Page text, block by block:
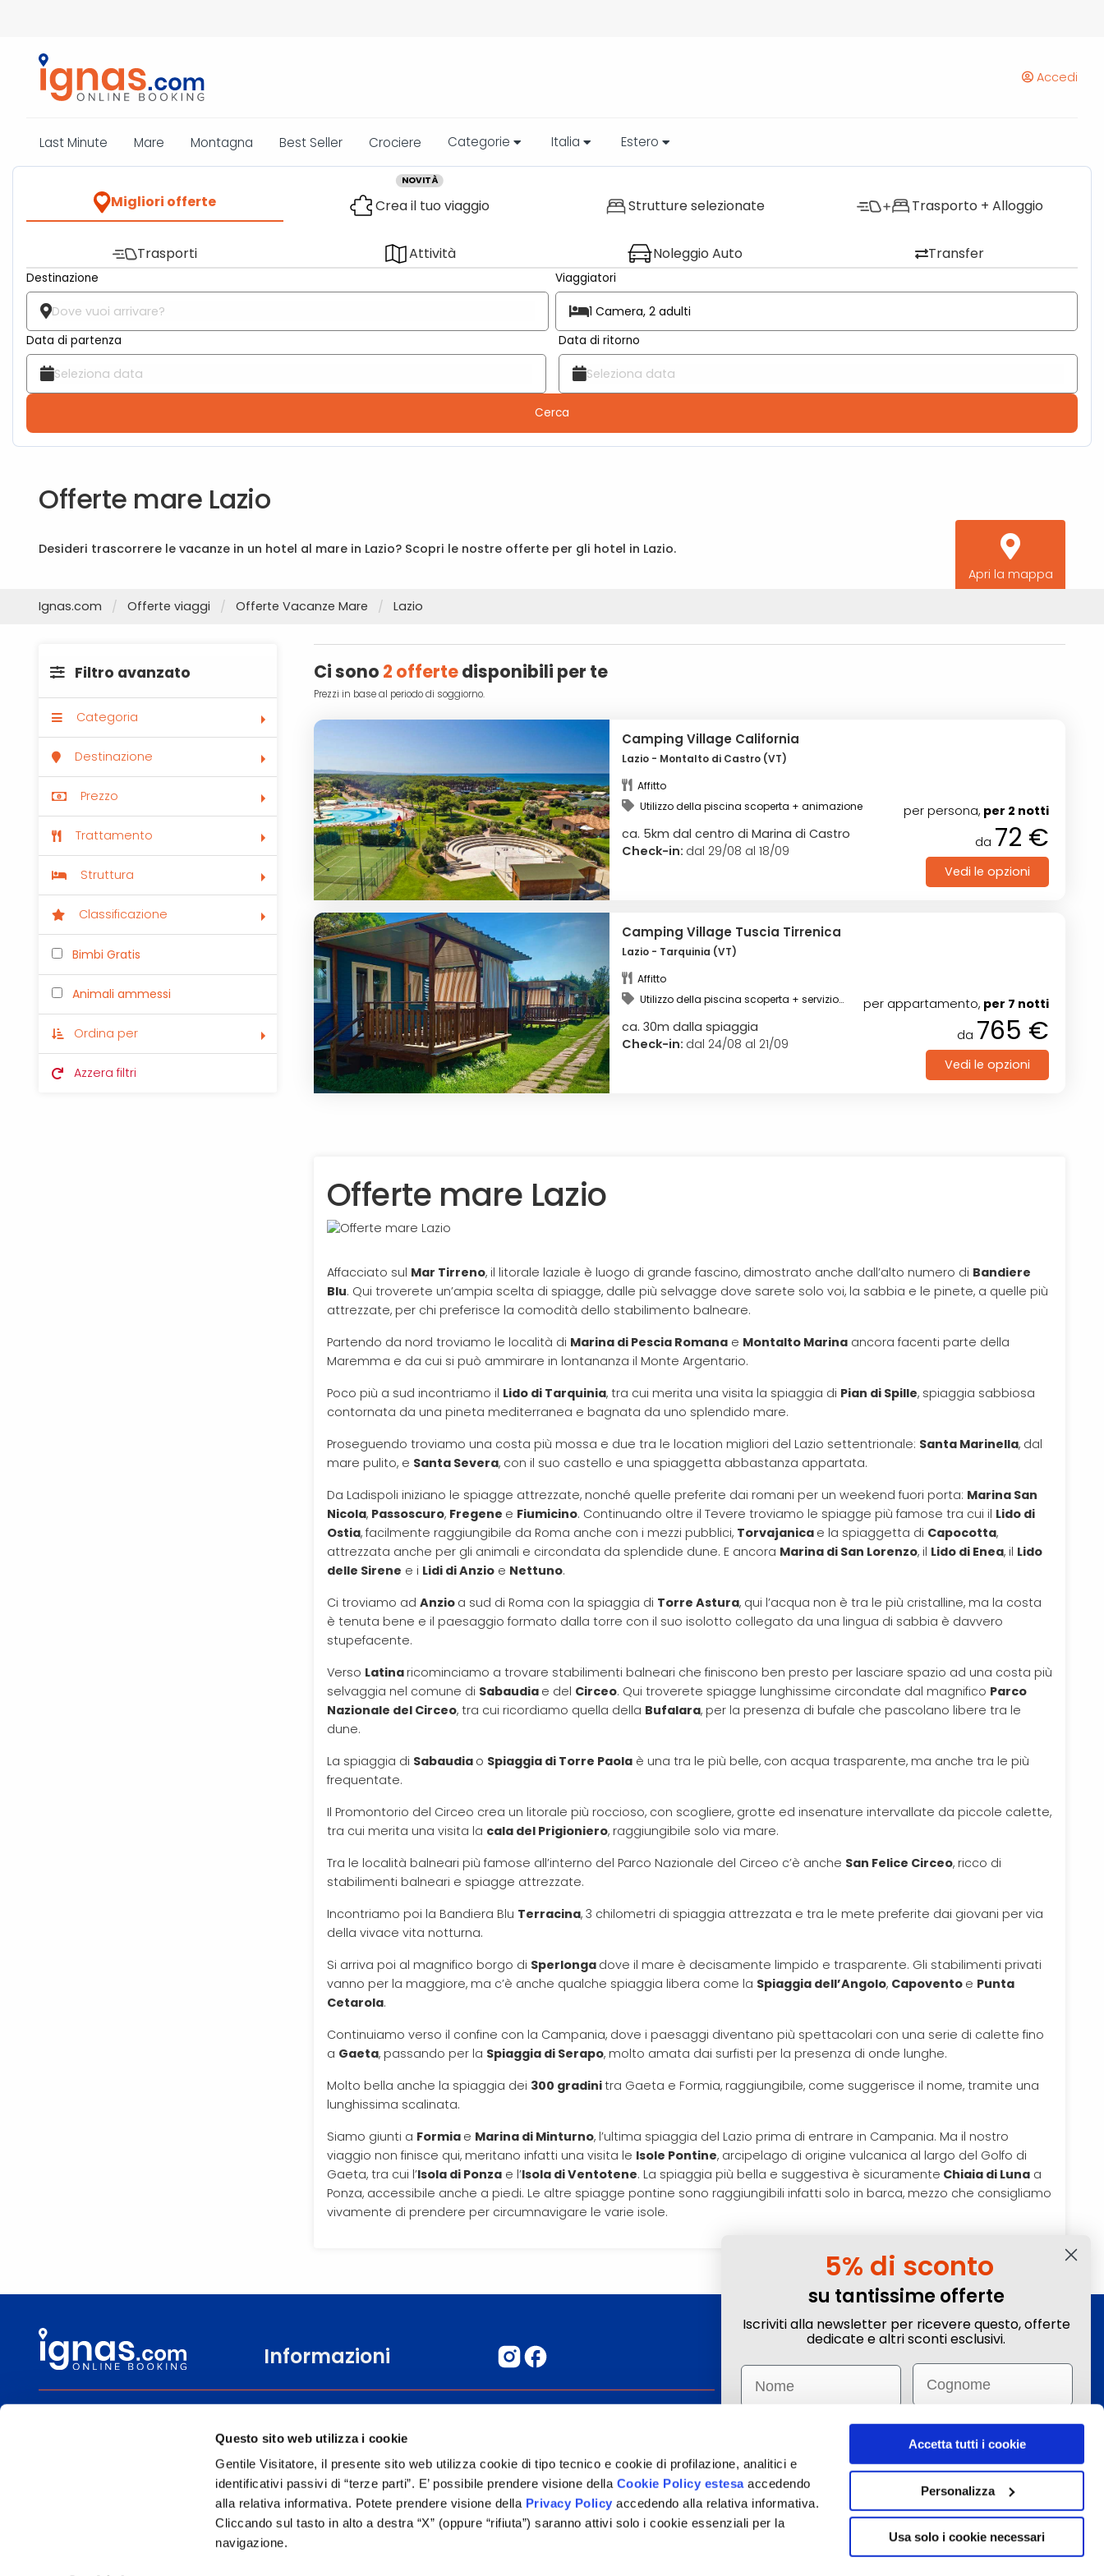
Questo sito web utilizza i cookie
Gentile Visitatore, il presente sito web utilizza cookie di tipo tecnico e cookie di profilazione, analitici e
identificativi passivi di “terze parti”. E’ possibile prendere visione della Cookie Policy estesaaccedendo
alla relativa informativa. Potete prendere visione della Privacy Policyaccedendo alla relativa informativa.
Cliccando sul tasto in alto a destra “X” (oppure “rifiuta”) saranno attivi solo i cookie essenziali per la
navigazione.
Accetta tutti i cookie
Personalizza
Usa solo i cookie necessari
Accedi
Last Minute Mare Montagna Best Seller Crociere Categorie Italia Estero
Migliori offerte
NOVITÀ
Crea il tuo viaggio Strutture selezionate Trasporto + Alloggio
Trasporti Attività Noleggio Auto Transfer
Destinazione
Data di partenza Data di ritorno
Viaggiatori
1 Camera, 2 adulti
Cerca
Offerte mare Lazio
Desideri trascorrere le vacanze in un hotel al mare in Lazio? Scopri le nostre offerte per gli hotel in Lazio.
Apri la mappa
Ignas.com
Offerte viaggi Offerte Vacanze Mare Lazio
Filtro avanzato
Categoria
Destinazione
Prezzo
Trattamento
Struttura
Classificazione
Bimbi Gratis
Animali ammessi
Ordina per
Azzera filtri
Ci sono 2 offertedisponibili per te
Prezzi in base al periodo di soggiorno.
Camping Village California
Lazio - Montalto di Castro (VT)
Affitto
Utilizzo della piscina scoperta + animazione
ca. 5km dal centro di Marina di Castro
Check-in: dal 29/08 al 18/09
per persona, per 2 notti
da 72 €
Vedi le opzioni
Camping Village Tuscia Tirrenica
Lazio - Tarquinia (VT)
Affitto
Utilizzo della piscina scoperta + servizio
ca. 30m dalla spiaggia
Check-in: dal 24/08 al 21/09
per appartamento, per 7 notti
da 765 €
Vedi le opzioni
Offerte mare Lazio
Affacciato sul Mar Tirreno, il litorale laziale è luogo di grande fascino, dimostrato anche dall’alto numero di Bandiere
Blu. Qui troverete un’ampia scelta di spiagge, dalle più selvagge dove sarete solo voi, la sabbia e le pinete, a quelle più
attrezzate, per chi preferisce la comodità dello stabilimento balneare.
Partendo da nord troviamo le località di Marina di Pescia Romana e Montalto Marina ancora facenti parte della
Maremma e da cui si può ammirare in lontananza il Monte Argentario.
Poco più a sud incontriamo il Lido di Tarquinia, tra cui merita una visita la spiaggia di Pian di Spille, spiaggia sabbiosa
contornata da una pineta mediterranea e bagnata da uno splendido mare.
Proseguendo troviamo una costa più mossa e due tra le location migliori del Lazio settentrionale: Santa Marinella, dal
mare pulito, e Santa Severa, con il suo castello e una spiaggetta abbastanza appartata.
Da Ladispoli iniziano le spiagge attrezzate, nonché quelle preferite dai romani per un weekend fuori porta: Marina San
Nicola, Passoscuro, Fregene e Fiumicino. Continuando oltre il Tevere troviamo le spiagge più famose tra cui il Lido di
Ostia, facilmente raggiungibile da Roma anche con i mezzi pubblici, Torvajanica e la spiaggetta di Capocotta,
attrezzata anche per gli animali e circondata da splendide dune. E ancora Marina di San Lorenzo, il Lido di Enea, il Lido
delle Sirene e i Lidi di Anzio e Nettuno.
Ci troviamo ad Anzio a sud di Roma con la spiaggia di Torre Astura, qui l’acqua non è tra le più cristalline, ma la costa
è tenuta bene e il paesaggio formato dalla torre con il suo isolotto collegato da una lingua di sabbia è davvero
stupefacente.
Verso Latina ricominciamo a trovare stabilimenti balneari che finiscono ben presto per lasciare spazio ad una costa più
selvaggia nel comune di Sabaudia e del Circeo. Qui troverete spiagge lunghissime circondate dal magnifico Parco
Nazionale del Circeo, tra cui ricordiamo quella della Bufalara, per la presenza di bufale che pascolano libere tra le
dune.
La spiaggia di Sabaudia o Spiaggia di Torre Paola è una tra le più belle, con acqua trasparente, ma anche tra le più
frequentate.
Il Promontorio del Circeo crea un litorale più roccioso, con scogliere, grotte ed insenature intervallate da piccole calette,
tra cui merita una visita la cala del Prigioniero, raggiungibile solo via mare.
Tra le località balneari più famose all’interno del Parco Nazionale del Circeo c’è anche San Felice Circeo, ricco di
stabilimenti balneari e spiagge attrezzate.
Incontriamo poi la Bandiera Blu Terracina, 3 chilometri di spiaggia attrezzata e tra le mete preferite dai giovani per via
della vivace vita notturna.
Si arriva poi al magnifico borgo di Sperlonga dove il mare è decisamente limpido e trasparente. Gli stabilimenti privati
vanno per la maggiore, ma c’è anche qualche spiaggia libera come la Spiaggia dell’Angolo, Capovento e Punta
Cetarola.
Continuiamo verso il confine con la Campania, dove i paesaggi diventano più spettacolari con una serie di calette fino
a Gaeta, passando per la Spiaggia di Serapo, molto amata dai surfisti per la presenza di onde lunghe.
Molto bella anche la spiaggia dei 300 gradinitra Gaeta e Formia, raggiungibile, come suggerisce il nome, tramite una
lunghissima scalinata.
Siamo giunti a Formia e Marina di Minturno, l’ultima spiaggia del Lazio prima di entrare in Campania. Ma il nostro
viaggio non finisce qui, meritano infatti una visita le Isole Pontine, arcipelago di origine vulcanica al largo del Golfo di
Gaeta, tra cui l’Isola di Ponza e l’Isola di Ventotene. La spiaggia più bella e suggestiva è sicuramente Chiaia di Luna a
Ponza, accessibile anche a piedi. Le altre spiagge pontine sono raggiungibili infatti solo in barca, mezzo che consigliamo
vivamente di prendere per circumnavigare le varie isole.
Informazioni
0471 806600
Come prenotare
Informazioni Legali
Iscriviti alla Newsletter
Ottieni sconti e vantaggi esclusivi! Subito un
-5%
su tante offerte selezionate.
Invia
Per l’erogazione dei servizi di viaggio è responsabile/direzione tecnica Ignas Tour S.p.A., Largo Cesare Battisti, 28 - 39044 Egna (BZ) - Italia, P.IVA: 01652670215. È venditore Ignas Tour S.p.A., Largo Cesare Battisti, 28 - 39044 Egna
5% di sconto
su tantissime offerte
Iscriviti alla newsletter per ricevere questo, offerte
dedicate e altri sconti esclusivi.
Name Email
Iscrivendomi dichiaro di aver preso visione dell’informativa
Desidero ricevere sconti e offerte personalizzate, basate sui miei
interessi e sulle mie abitudini di acquisto.
Iscrivimi